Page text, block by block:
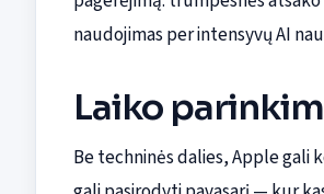
naudojimas per intensyvų AI
Laiko
Be techninės dalies, Apple gali